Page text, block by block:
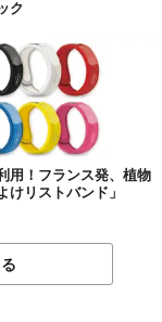
ク
用！フランス発、植物
けリストバンド」